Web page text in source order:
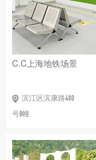
C.C上海地铁场景
滨江区滨康路480
号B幢